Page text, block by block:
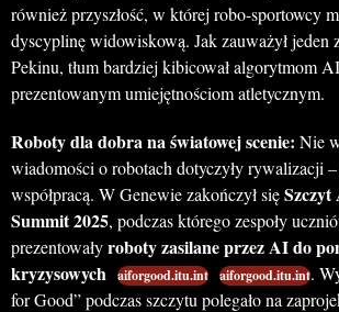
również przyszłość, w której robo-sportowcy
dyscyplinę widowiskową. Jak zauważył jeden
Pekinu, tłum bardziej kibicował algorytmom
prezentowanym umiejętnościom atletycznym.
Roboty dla dobra na światowej scenie: Nie
wiadomości o robotach dotyczyły rywalizacji
współpracą. W Genewie zakończył się
Summit 2025, podczas którego zespoły
prezentowałyroboty zasilane przez AI do
kryzysowych aiforgood.itu.int aiforgood.itu.int.
for Good” podczas szczytu polegało na